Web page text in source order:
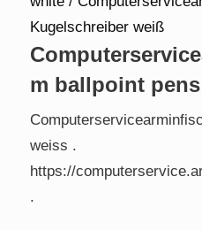
m ballpoint
weiss .
https://
.